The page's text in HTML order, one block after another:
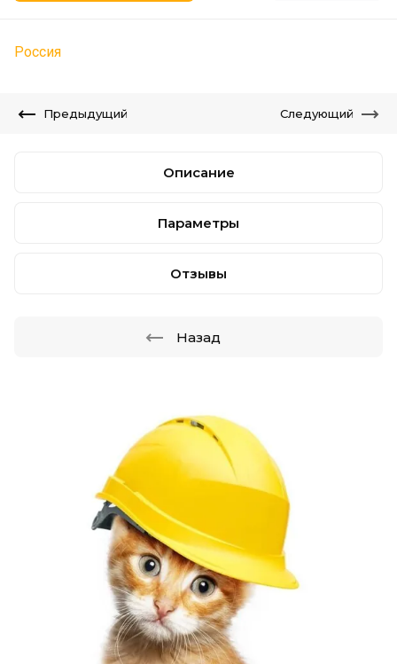
Россия
Предыдущий Следующий
Описание
Параметры
Отзывы
Назад